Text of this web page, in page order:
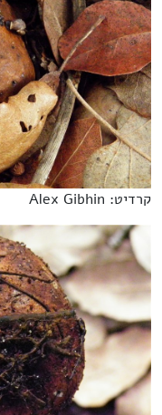
קרדיט: Alex Gibhin